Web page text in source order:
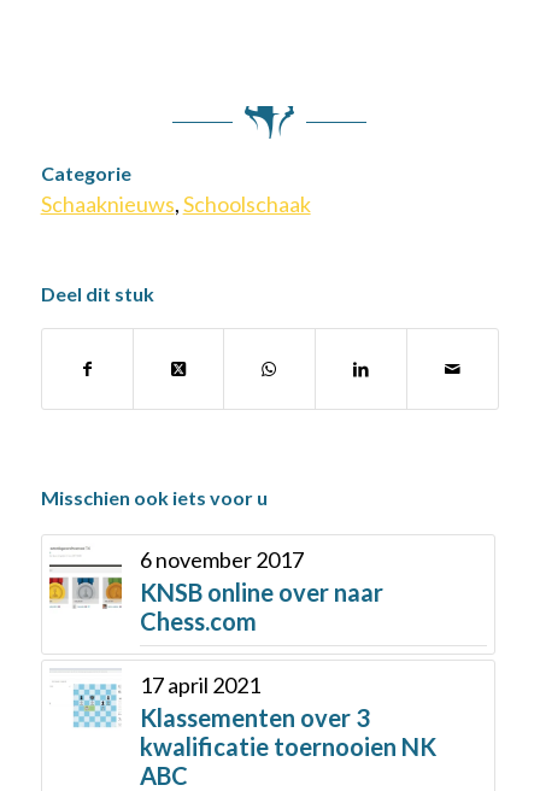
Categorie
Schaaknieuws,Schoolschaak
Deel dit stuk
Misschien ook iets voor u
6 november 2017
KNSB online over naar
Chess.com
17 april 2021
Klassementen over 3
kwalificatie toernooien NK
ABC